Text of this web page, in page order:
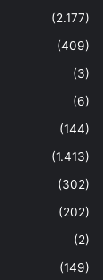
(2.177)
(409)
(3)
(6)
(144)
(1.413)
(302)
(202)
(2)
(149)